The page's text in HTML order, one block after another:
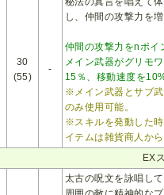
30
(55)
-
し、仲間の攻撃力を増
仲間の攻撃力をnポイ
メイン武器がグリモ
15％、移動速度を
※メイン武器とサブ
のみ使用可能。
※スキルを発動した
イテムは雑貨商人から
EX
太古の呪文を詠唱し